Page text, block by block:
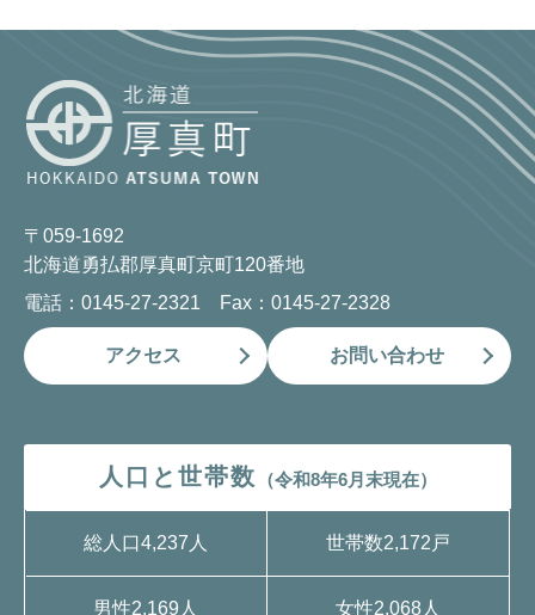
〒059-1692
北海道勇払郡厚真町京町120番地
電話：0145-27-2321 Fax：0145-27-2328
アクセス お問い合わせ
人口と世帯数 （令和8年6月末現在）
総人口4,237人 世帯数2,172戸
男性2,169人 女性2,068人